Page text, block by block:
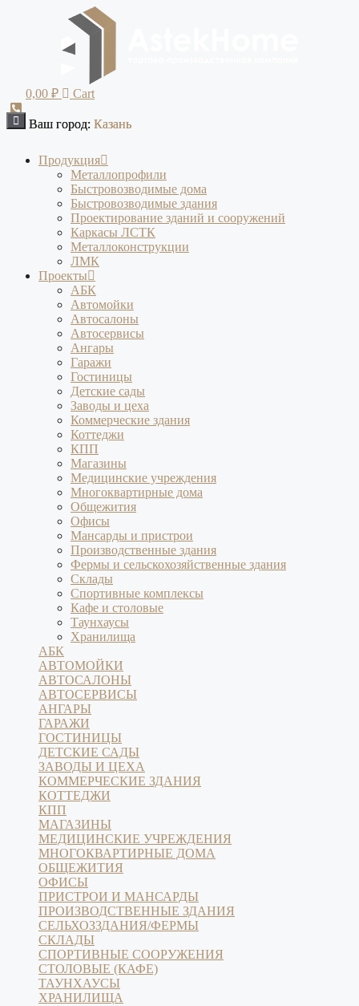
содержимому
0,00 ₽ Cart
Продукция
Металлопрофили
Быстровозводимые дома
Быстровозводимые здания
Проектирование зданий и сооружений
Каркасы ЛСТК
Металлоконструкции
ЛМК
Проекты
АБК
Автомойки
Автосалоны
Автосервисы
Ангары
Гаражи
Гостиницы
Детские сады
Заводы и цеха
Коммерческие здания
Коттеджи
КПП
Магазины
Медицинские учреждения
Многоквартирные дома
Общежития
Офисы
Мансарды и пристрои
Производственные здания
Фермы и сельскохозяйственные здания
Склады
Спортивные комплексы
Кафе и столовые
Таунхаусы
Хранилища
АБК
АВТОМОЙКИ
АВТОСАЛОНЫ
АВТОСЕРВИСЫ
АНГАРЫ
ГАРАЖИ
ГОСТИНИЦЫ
ДЕТСКИЕ САДЫ
ЗАВОДЫ И ЦЕХА
КОММЕРЧЕСКИЕ ЗДАНИЯ
КОТТЕДЖИ
КПП
МАГАЗИНЫ
МЕДИЦИНСКИЕ УЧРЕЖДЕНИЯ
МНОГОКВАРТИРНЫЕ ДОМА
ОБЩЕЖИТИЯ
ОФИСЫ
ПРИСТРОИ И МАНСАРДЫ
ПРОИЗВОДСТВЕННЫЕ ЗДАНИЯ
СЕЛЬХОЗЗДАНИЯ/ФЕРМЫ
СКЛАДЫ
СПОРТИВНЫЕ СООРУЖЕНИЯ
СТОЛОВЫЕ (КАФЕ)
ТАУНХАУСЫ
ХРАНИЛИЩА
Ваш город: Казань
Ваш город: Казань